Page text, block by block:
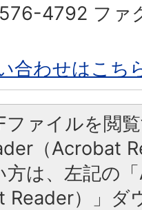
4792 ファ
合わせはこち
ファイルを閲
（Acrobat
方は、左記の
Reader）」ダ